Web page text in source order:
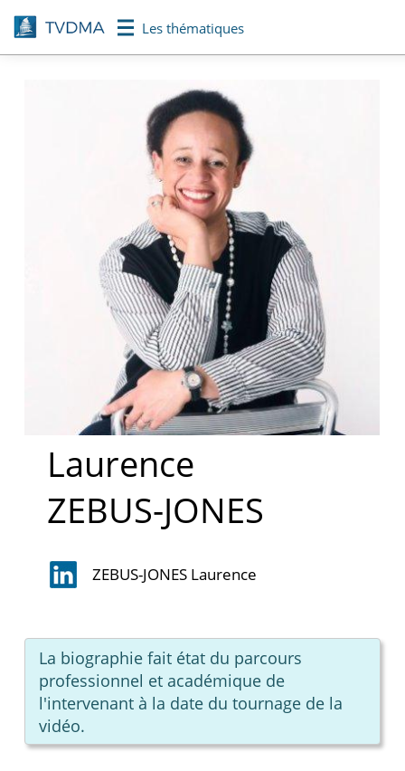
Aller
au
contenu
Les thématiques
Laurence
ZEBUS-JONES
ZEBUS-JONES Laurence
La biographie fait état du parcours
professionnel et académique de
l'intervenant à la date du tournage de la
vidéo.